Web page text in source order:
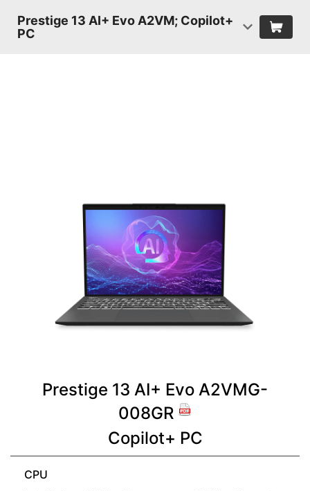
Prestige 13 AI+ Evo A2VM; Copilot+
PC
Prestige 13 AI+ Evo A2VMG-
008GR
Copilot+ PC
CPU